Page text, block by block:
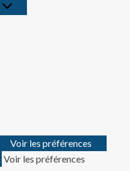
Voir les préférences
Voir les préférences